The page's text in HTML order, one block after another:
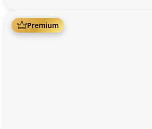
Premium